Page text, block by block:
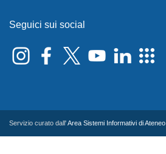
Seguici sui social
Servizio curato dall'Area Sistemi Informativi di Ateneo